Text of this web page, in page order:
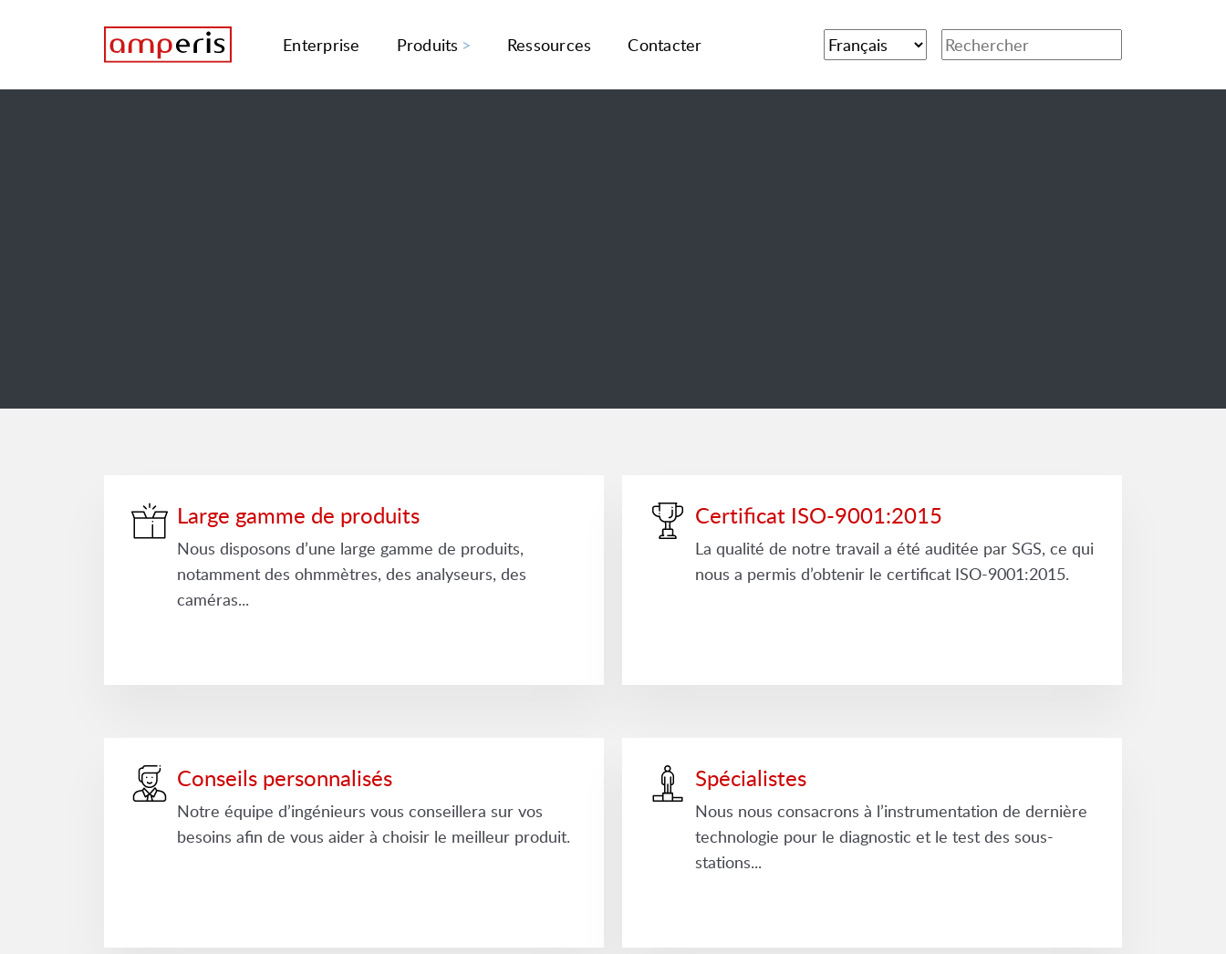
Enterprise Produits Ressources Contacter
Large gamme de produits
Nous disposons d’une large gamme de produits,
notamment des ohmmètres, des analyseurs, des
caméras...
Certificat ISO-9001:2015
La qualité de notre travail a été auditée par SGS, ce qui
nous a permis d’obtenir le certificat ISO-9001:2015.
Conseils personnalisés
Notre équipe d’ingénieurs vous conseillera sur vos
besoins afin de vous aider à choisir le meilleur produit.
Spécialistes
Nous nous consacrons à l’instrumentation de dernière
technologie pour le diagnostic et le test des sous-
stations...